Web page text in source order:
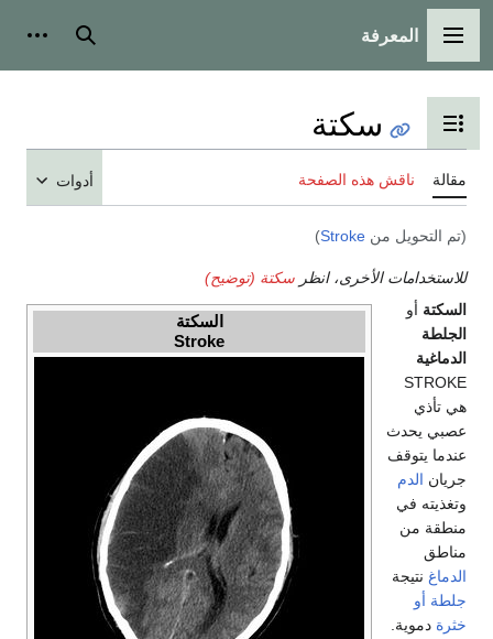
القائمة الرئيسية
المعرفة بحث
تبديل عرض جدول المحتويات
سكتة
مقالة ناقش هذه الصفحة أدوات
(تم التحويل من Stroke
)
للاستخدامات الأخرى، انظر سكتة (توضيح)
السكتة
Stroke
السكتة أو
الجلطة
الدماغية
STROKE
هي تأذي
عصبي يحدث
عندما يتوقف
جريان الدم
وتغذيته في
منطقة من
مناطق
الدماغ نتيجة
جلطة أو
خثرة دموية.